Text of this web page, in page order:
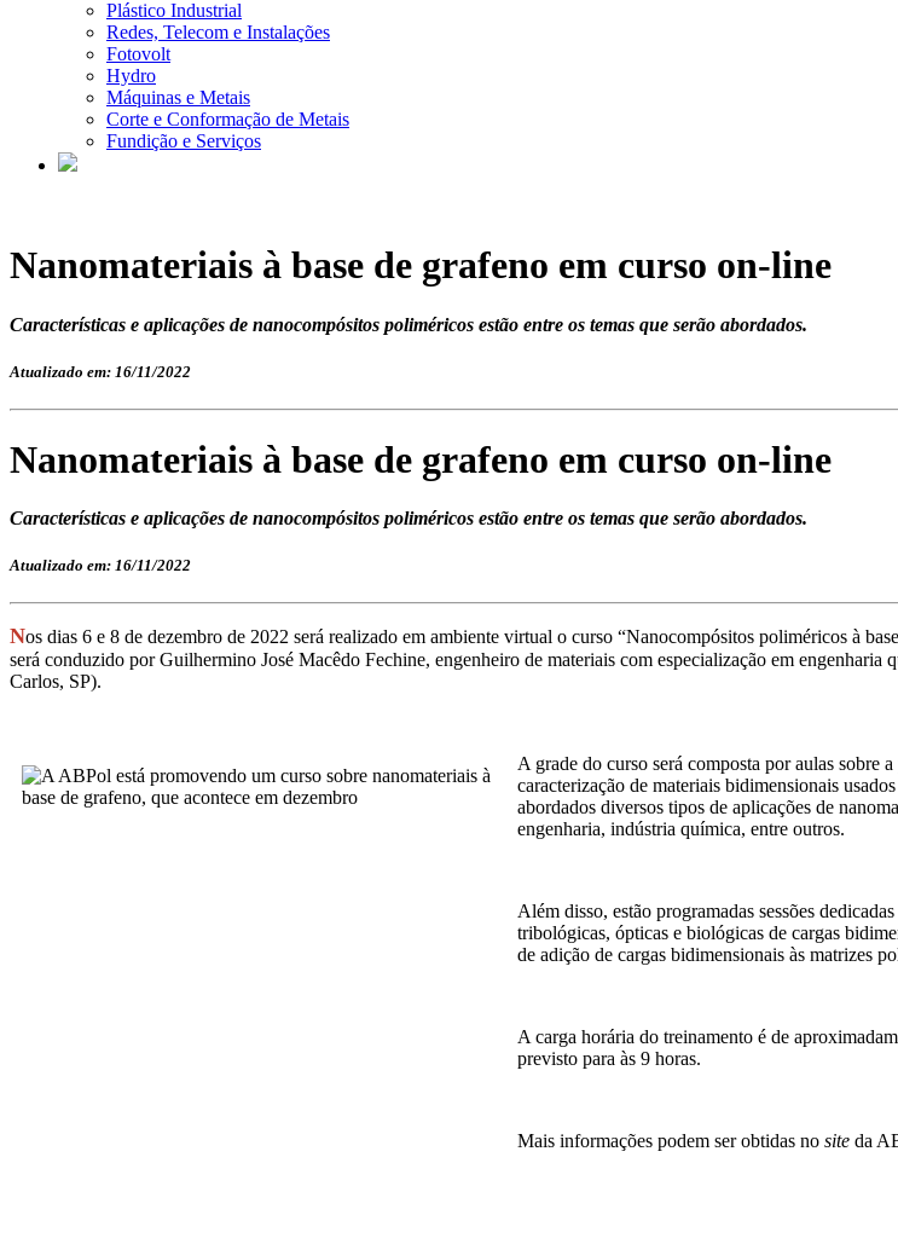
Plástico Industrial
Redes, Telecom e Instalações
Fotovolt
Hydro
Máquinas e Metais
Corte e Conformação de Metais
Fundição e Serviços
Nanomateriais à base de grafeno em curso on-line
Características e aplicações de nanocompósitos poliméricos estão entre os temas que serão abordados.
Atualizado em: 16/11/2022
Nanomateriais à base de grafeno em curso on-line
Características e aplicações de nanocompósitos poliméricos estão entre os temas que serão abordados.
Atualizado em: 16/11/2022
Nos dias 6 e 8 de dezembro de 2022 será realizado em ambiente virtual o curso “Nanocompósitos poliméricos à
será conduzido por Guilhermino José Macêdo Fechine, engenheiro de materiais com especialização em engenharia
Carlos, SP).
A grade do curso será composta por aulas sobre
caracterização de materiais bidimensionais
abordados diversos tipos de aplicações de
engenharia, indústria química, entre outros.
Além disso, estão programadas sessões
tribológicas, ópticas e biológicas de cargas
de adição de cargas bidimensionais às matrizes
A carga horária do treinamento é de
previsto para às 9 horas.
Mais informações podem ser obtidas no site da